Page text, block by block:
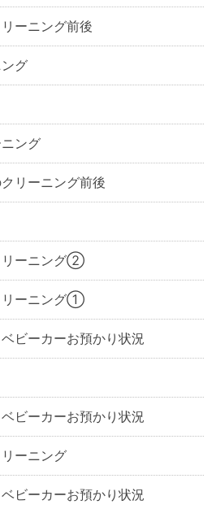
ーニング前後
グ
ング
リーニング前後
リーニング②
リーニング①
ビーカーお預かり状況
ビーカーお預かり状況
ーニング
ビーカーお預かり状況